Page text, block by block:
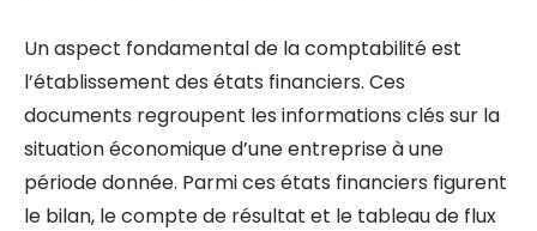
Un aspect fondamental de la comptabilité est
l’établissement des états financiers. Ces
documents regroupent les informations clés sur la
situation économique d’une entreprise à une
période donnée. Parmi ces états financiers figurent
le bilan, le compte de résultat et le tableau de flux